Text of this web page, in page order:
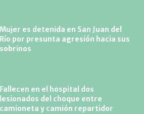
Mujer es detenida en San Juan del
Río por presunta agresión hacia sus
sobrinos
Fallecen en el hospital dos
lesionados del choque entre
camioneta y camión repartidor